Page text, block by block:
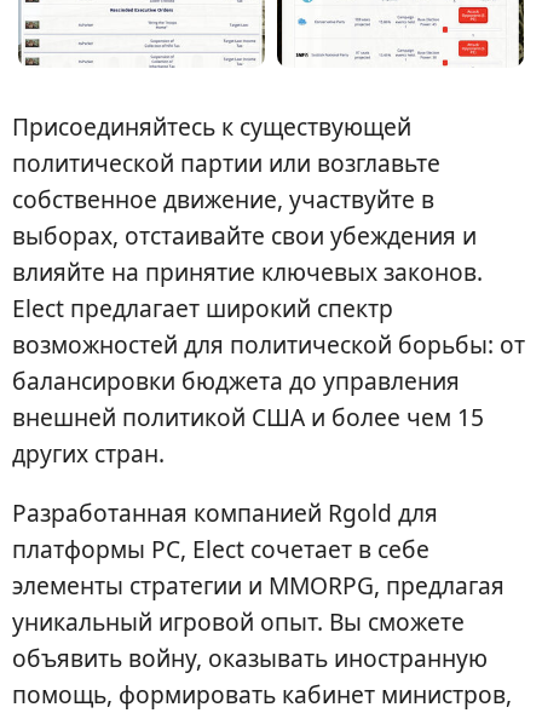
Присоединяйтесь к существующей
политической партии или возглавьте
собственное движение, участвуйте в
выборах, отстаивайте свои убеждения и
влияйте на принятие ключевых законов.
Elect предлагает широкий спектр
возможностей для политической борьбы: от
балансировки бюджета до управления
внешней политикой США и более чем 15
других стран.
Разработанная компанией Rgold для
платформы PC, Elect сочетает в себе
элементы стратегии и MMORPG, предлагая
уникальный игровой опыт. Вы сможете
объявить войну, оказывать иностранную
помощь, формировать кабинет министров,